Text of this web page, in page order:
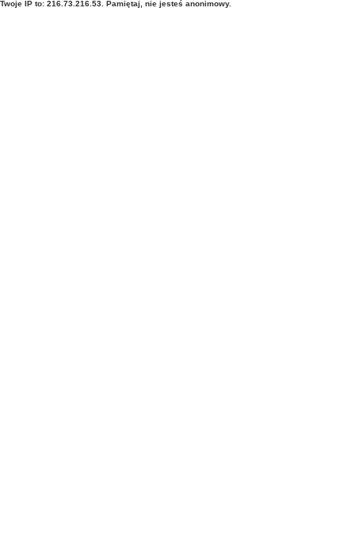
Twoje IP to: 216.73.216.53. Pamiętaj, nie jesteś anonimowy.